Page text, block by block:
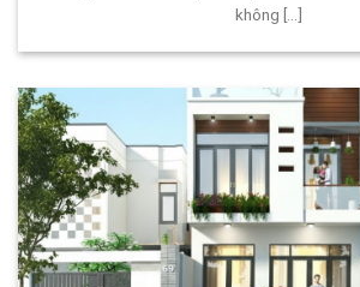
không [...]